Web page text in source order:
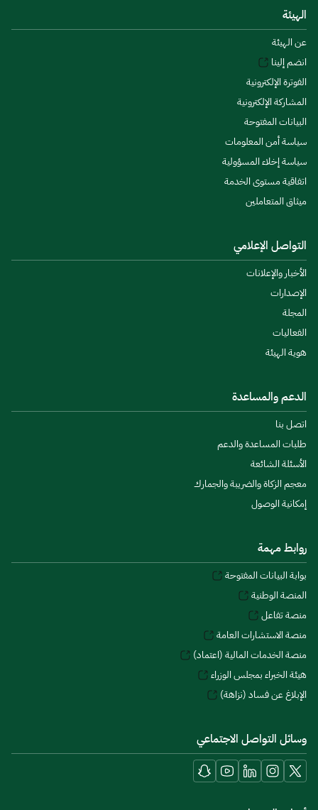
الهيئة
عن الهيئة
انضم إلينا
الفوترة الإلكترونية
المشاركة الإلكترونية
البيانات المفتوحة
سياسة أمن المعلومات
سياسة إخلاء المسؤولية
اتفاقية مستوى الخدمة
ميثاق المتعاملين
التواصل الإعلامي
الأخبار والإعلانات
الإصدارات
المجلة
الفعاليات
هوية الهيئة
الدعم والمساعدة
اتصل بنا
طلبات المساعدة والدعم
الأسئلة الشائعة
معجم الزكاة والضريبة والجمارك
إمكانية الوصول
روابط مهمة
بوابة البيانات المفتوحة
المنصة الوطنية
منصة تفاعل
منصة الاستشارات العامة
منصة الخدمات المالية (اعتماد)
هيئة الخبراء بمجلس الوزراء
الإبلاغ عن فساد (نزاهة)
وسائل التواصل الاجتماعي